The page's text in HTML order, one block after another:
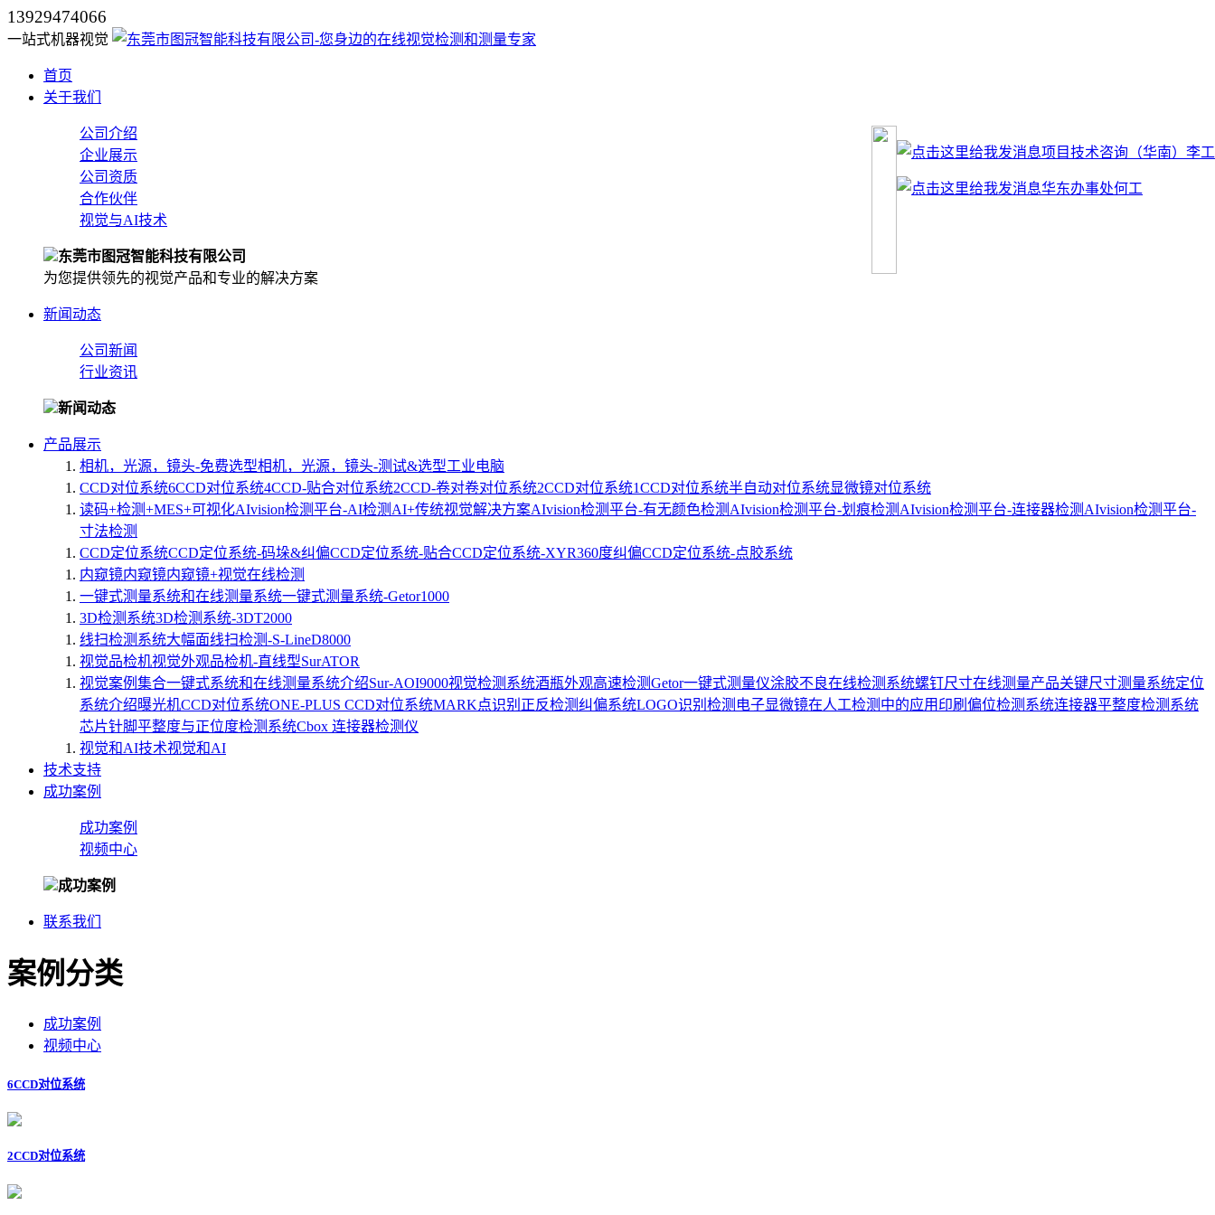
13929474066
一站式机器视觉
首页
关于我们
公司介绍
企业展示
公司资质
合作伙伴
视觉与AI技术
东莞市图冠智能科技有限公司
为您提供领先的视觉产品和专业的解决方案
新闻动态
公司新闻
行业资讯
新闻动态
产品展示
相机，光源，镜头-免费选型相机，光源，镜头-测试&选型工业电脑
CCD对位系统6CCD对位系统4CCD-贴合对位系统2CCD-卷对卷对位系统2CCD对位系统1CCD对位系统半自动对位系统显微镜对位系统
读码+检测+MES+可视化AIvision检测平台-AI检测 AI+传统视觉解决方案AIvision检测平台-有无颜色检测 AIvision检测平台-划痕检测 AIvision检测平台-连接器检测 AIvision检测平台-
寸法检测
CCD定位系统CCD定位系统-码垛&纠偏CCD定位系统-贴合CCD定位系统-XYR360度纠偏CCD定位系统-点胶系统
内窥镜内窥镜内窥镜+视觉在线检测
一键式测量系统和在线测量系统一键式测量系统-Getor1000
3D检测系统3D检测系统-3DT2000
线扫检测系统大幅面线扫检测-S-LineD8000
视觉品检机视觉外观品检机-直线型SurATOR
视觉案例集合一键式系统和在线测量系统介绍Sur-AOI9000视觉检测系统酒瓶外观高速检测Getor一键式测量仪涂胶不良在线检测系统螺钉尺寸在线测量产品关键尺寸测量系统定位
系统介绍曝光机CCD对位系统ONE-PLUS CCD对位系统MARK点识别正反检测纠偏系统LOGO识别检测 电子显微镜在人工检测中的应用 印刷偏位检测系统连接器平整度检测系统
芯片针脚平整度与正位度检测系统Cbox 连接器检测仪
视觉和AI技术视觉和AI
技术支持
成功案例
成功案例
视频中心
成功案例
联系我们
案例分类
成功案例
视频中心
6CCD对位系统
2CCD对位系统
项目技术咨询（华南）李工
华东办事处何工